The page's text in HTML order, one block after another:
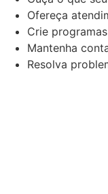
Ofereça
Crie
Mantenha
Resolva